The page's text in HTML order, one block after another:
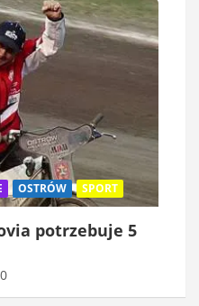
OSTRÓW SPORT
potrzebuje 5